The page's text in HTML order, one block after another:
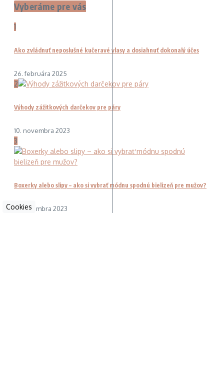
Vyberáme pre vás
1
Ako zvládnuť neposlušné kučeravé vlasy a dosiahnuť dokonalý účes
26. februára 2025
2
Výhody zážitkových darčekov pre páry
10. novembra 2023
3
Boxerky alebo slipy – ako si vybrať módnu spodnú bielizeň pre mužov?
3. novembra 2023
Cookies